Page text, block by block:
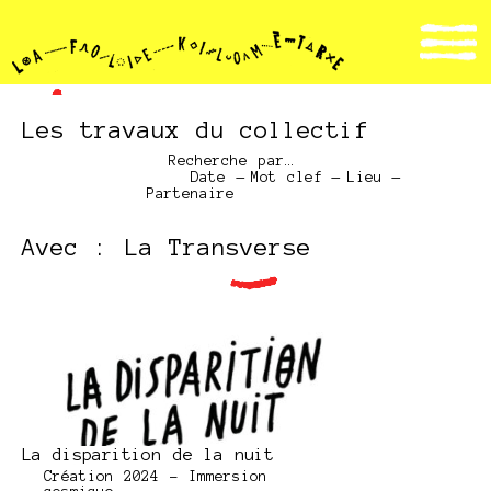
Les travaux du collectif
Recherche par…
Date — Mot clef — Lieu
—
Partenaire
Avec : La Transverse
La disparition de la nuit
Création 2024 - Immersion